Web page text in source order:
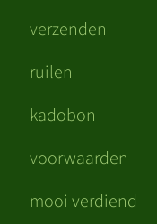
verzenden
ruilen
kadobon
voorwaarden
mooi verdiend